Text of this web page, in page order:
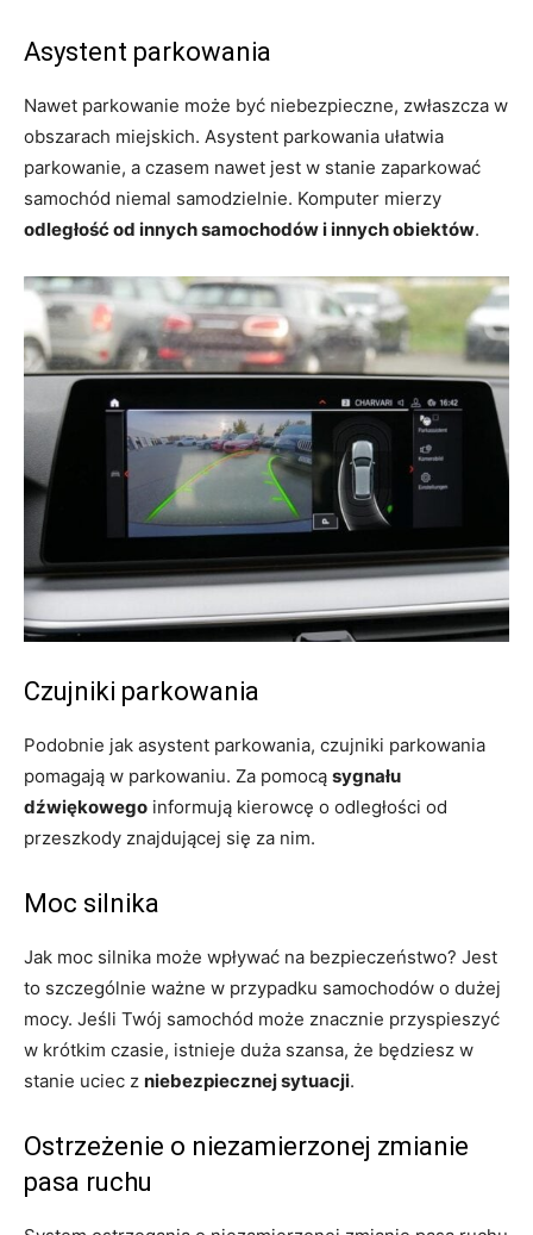
Asystent parkowania
Nawet parkowanie może być niebezpieczne, zwłaszcza w
obszarach miejskich. Asystent parkowania ułatwia
parkowanie, a czasem nawet jest w stanie zaparkować
samochód niemal samodzielnie. Komputer mierzy
odległość od innych samochodów i innych obiektów.
Czujniki parkowania
Podobnie jak asystent parkowania, czujniki parkowania
pomagają w parkowaniu. Za pomocą sygnału
dźwiękowego informują kierowcę o odległości od
przeszkody znajdującej się za nim.
Moc silnika
Jak moc silnika może wpływać na bezpieczeństwo? Jest
to szczególnie ważne w przypadku samochodów o dużej
mocy. Jeśli Twój samochód może znacznie przyspieszyć
w krótkim czasie, istnieje duża szansa, że będziesz w
stanie uciec z niebezpiecznej sytuacji.
Ostrzeżenie o niezamierzonej zmianie
pasa ruchu